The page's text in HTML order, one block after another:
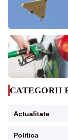
CATEGORII
Actualitate
Politica